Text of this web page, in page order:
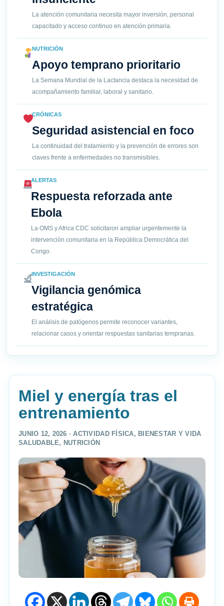
La atención comunitaria necesita mayor inversión, personal
capacitado y acceso continuo en atención primaria.
NUTRICIÓN
Apoyo temprano prioritario
La Semana Mundial de la Lactancia destaca la necesidad de
acompañamiento familiar, laboral y sanitario.
CRÓNICAS
Seguridad asistencial en foco
La continuidad del tratamiento y la prevención de errores son
claves frente a enfermedades no transmisibles.
ALERTAS
Respuesta reforzada ante
Ebola
La OMS y Africa CDC solicitaron ampliar urgentemente la
intervención comunitaria en la República Democrática del
Congo.
INVESTIGACIÓN
Vigilancia genómica
estratégica
El análisis de patógenos permite reconocer variantes,
relacionar casos y orientar respuestas sanitarias tempranas.
Miel y energía tras el
entrenamiento
JUNIO 12, 2026 ·ACTIVIDAD FÍSICA, BIENESTAR Y VIDA
SALUDABLE, NUTRICIÓN